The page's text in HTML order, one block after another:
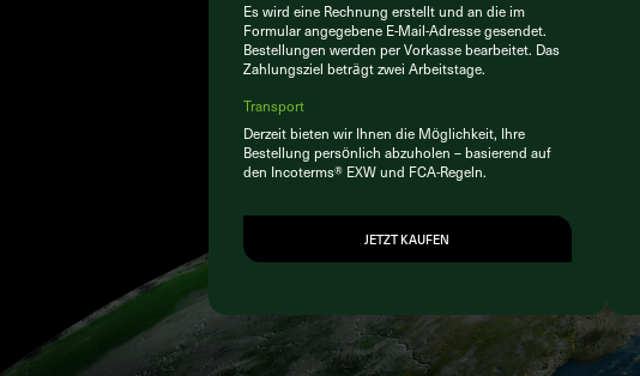
Es wird eine Rechnung erstellt und an die im
Formular angegebene E-Mail-Adresse gesendet.
Bestellungen werden per Vorkasse bearbeitet. Das
Zahlungsziel beträgt zwei Arbeitstage.
Transport
Derzeit bieten wir Ihnen die Möglichkeit, Ihre
Bestellung persönlich abzuholen – basierend auf
den Incoterms® EXW und FCA-Regeln.
JETZT KAUFEN